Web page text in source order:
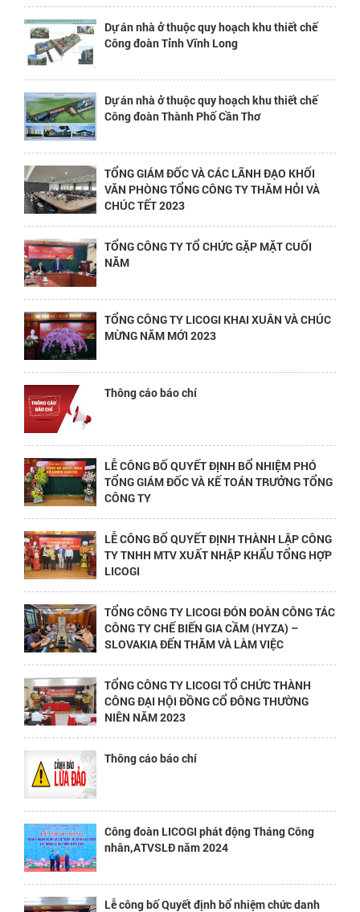
Dự án nhà ở thuộc quy hoạch khu thiết chế
Công đoàn Tỉnh Vĩnh Long
Dự án nhà ở thuộc quy hoạch khu thiết chế
Công đoàn Thành Phố Cần Thơ
TỔNG GIÁM ĐỐC VÀ CÁC LÃNH ĐẠO KHỐI
VĂN PHÒNG TỔNG CÔNG TY THĂM HỎI VÀ
CHÚC TẾT 2023
TỔNG CÔNG TY TỔ CHỨC GẶP MẶT CUỐI
NĂM
TỔNG CÔNG TY LICOGI KHAI XUÂN VÀ CHÚC
MỪNG NĂM MỚI 2023
Thông cáo báo chí
LỄ CÔNG BỐ QUYẾT ĐỊNH BỔ NHIỆM PHÓ
TỔNG GIÁM ĐỐC VÀ KẾ TOÁN TRƯỞNG TỔNG
CÔNG TY
LỄ CÔNG BỐ QUYẾT ĐỊNH THÀNH LẬP CÔNG
TY TNHH MTV XUẤT NHẬP KHẨU TỔNG HỢP
LICOGI
TỔNG CÔNG TY LICOGI ĐÓN ĐOÀN CÔNG TÁC
CÔNG TY CHẾ BIẾN GIA CẦM (HYZA) –
SLOVAKIA ĐẾN THĂM VÀ LÀM VIỆC
TỔNG CÔNG TY LICOGI TỔ CHỨC THÀNH
CÔNG ĐẠI HỘI ĐỒNG CỔ ĐÔNG THƯỜNG
NIÊN NĂM 2023
Thông cáo báo chí
Công đoàn LICOGI phát động Tháng Công
nhân,ATVSLĐ năm 2024
Lễ công bố Quyết định bổ nhiệm chức danh